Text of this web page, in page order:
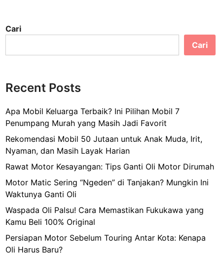
Cari
Cari
Recent Posts
Apa Mobil Keluarga Terbaik? Ini Pilihan Mobil 7
Penumpang Murah yang Masih Jadi Favorit
Rekomendasi Mobil 50 Jutaan untuk Anak Muda, Irit,
Nyaman, dan Masih Layak Harian
Rawat Motor Kesayangan: Tips Ganti Oli Motor Dirumah
Motor Matic Sering “Ngeden” di Tanjakan? Mungkin Ini
Waktunya Ganti Oli
Waspada Oli Palsu! Cara Memastikan Fukukawa yang
Kamu Beli 100% Original
Persiapan Motor Sebelum Touring Antar Kota: Kenapa
Oli Harus Baru?